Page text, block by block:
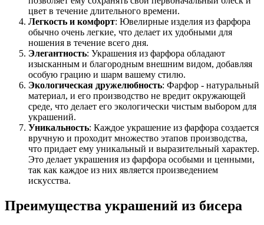
цвет в течение длительного времени.
Легкость и комфорт: Ювелирные изделия из фарфора
обычно очень легкие, что делает их удобными для
ношения в течение всего дня.
Элегантность: Украшения из фарфора обладают
изысканным и благородным внешним видом, добавляя
особую грацию и шарм вашему стилю.
Экологическая дружелюбность: Фарфор - натуральный
материал, и его производство не вредит окружающей
среде, что делает его экологически чистым выбором для
украшений.
Уникальность: Каждое украшение из фарфора создается
вручную и проходит множество этапов производства,
что придает ему уникальный и выразительный характер.
Это делает украшения из фарфора особыми и ценными,
так как каждое из них является произведением
искусства.
Преимущества украшений из бисера